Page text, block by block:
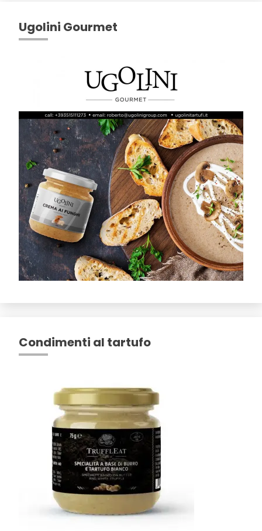
Ugolini Gourmet
Condimenti al tartufo